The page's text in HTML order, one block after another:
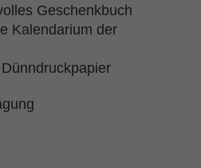
Geschenkbuch
Kalendarium der